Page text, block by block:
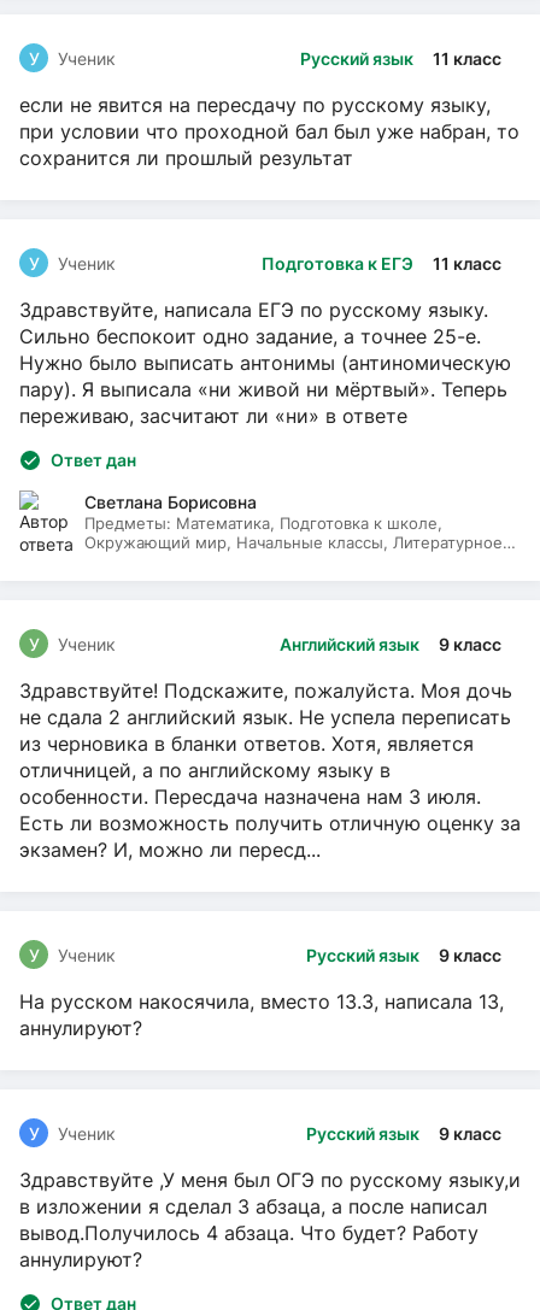
Русский язык 11 класс
У Ученик
если не явится на пересдачу по русскому языку,
при условии что проходной бал был уже набран, то
сохранится ли прошлый результат
Подготовка к ЕГЭ 11 класс
У Ученик
Здравствуйте, написала ЕГЭ по русскому языку.
Сильно беспокоит одно задание, а точнее 25-е.
Нужно было выписать антонимы (антиномическую
пару). Я выписала «ни живой ни мёртвый». Теперь
переживаю, засчитают ли «ни» в ответе
Ответ дан
Светлана Борисовна
Предметы: Математика, Подготовка к школе,
Окружающий мир, Начальные классы, Литературное
Английский язык 9 класс
У Ученик
Здравствуйте! Подскажите, пожалуйста. Моя дочь
не сдала 2 английский язык. Не успела переписать
из черновика в бланки ответов. Хотя, является
отличницей, а по английскому языку в
особенности. Пересдача назначена нам 3 июля.
Есть ли возможность получить отличную оценку за
экзамен? И, можно ли пересд...
Русский язык 9 класс
У Ученик
На русском накосячила, вместо 13.3, написала 13,
аннулируют?
Русский язык 9 класс
У Ученик
Здравствуйте ,У меня был ОГЭ по русскому языку,и
в изложении я сделал 3 абзаца, а после написал
вывод.Получилось 4 абзаца. Что будет? Работу
аннулируют?
Ответ дан